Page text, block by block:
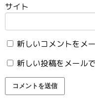
サイト
新しいコメントをメ
新しい投稿をメール